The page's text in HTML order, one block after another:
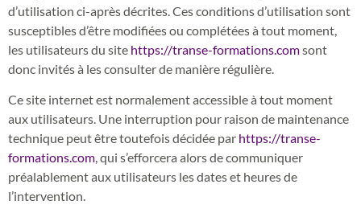
d’utilisation ci-après décrites. Ces conditions d’utilisation sont
susceptibles d’être modifiées ou complétées à tout moment,
les utilisateurs du site https://transe-formations.comsont
donc invités à les consulter de manière régulière.
Ce site internet est normalement accessible à tout moment
aux utilisateurs. Une interruption pour raison de maintenance
technique peut être toutefois décidée par https://transe-
formations.com, qui s’efforcera alors de communiquer
préalablement aux utilisateurs les dates et heures de
l’intervention.